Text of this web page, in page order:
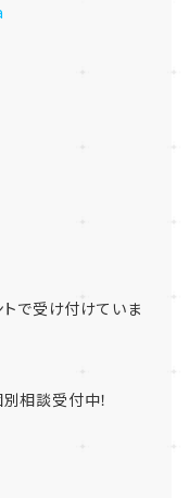
で受け付けていま
相談受付中！